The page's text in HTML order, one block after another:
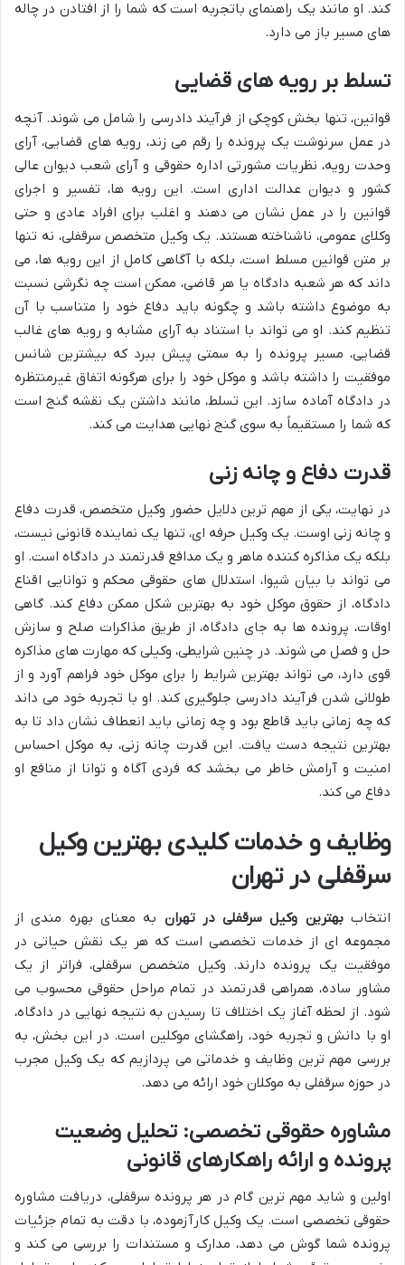
کند. او مانند یک راهنمای باتجربه است که شما را از افتادن در چاله
های مسیر باز می دارد.
تسلط بر رویه های قضایی
قوانین، تنها بخش کوچکی از فرآیند دادرسی را شامل می شوند. آنچه
در عمل سرنوشت یک پرونده را رقم می زند، رویه های قضایی، آرای
وحدت رویه، نظریات مشورتی اداره حقوقی و آرای شعب دیوان عالی
کشور و دیوان عدالت اداری است. این رویه ها، تفسیر و اجرای
قوانین را در عمل نشان می دهند و اغلب برای افراد عادی و حتی
وکلای عمومی، ناشناخته هستند. یک وکیل متخصص سرقفلی، نه تنها
بر متن قوانین مسلط است، بلکه با آگاهی کامل از این رویه ها، می
داند که هر شعبه دادگاه یا هر قاضی، ممکن است چه نگرشی نسبت
به موضوع داشته باشد و چگونه باید دفاع خود را متناسب با آن
تنظیم کند. او می تواند با استناد به آرای مشابه و رویه های غالب
قضایی، مسیر پرونده را به سمتی پیش ببرد که بیشترین شانس
موفقیت را داشته باشد و موکل خود را برای هرگونه اتفاق غیرمنتظره
در دادگاه آماده سازد. این تسلط، مانند داشتن یک نقشه گنج است
که شما را مستقیماً به سوی گنج نهایی هدایت می کند.
قدرت دفاع و چانه زنی
در نهایت، یکی از مهم ترین دلایل حضور وکیل متخصص، قدرت دفاع
و چانه زنی اوست. یک وکیل حرفه ای، تنها یک نماینده قانونی نیست،
بلکه یک مذاکره کننده ماهر و یک مدافع قدرتمند در دادگاه است. او
می تواند با بیان شیوا، استدلال های حقوقی محکم و توانایی اقناع
دادگاه، از حقوق موکل خود به بهترین شکل ممکن دفاع کند. گاهی
اوقات، پرونده ها به جای دادگاه، از طریق مذاکرات صلح و سازش
حل و فصل می شوند. در چنین شرایطی، وکیلی که مهارت های مذاکره
قوی دارد، می تواند بهترین شرایط را برای موکل خود فراهم آورد و از
طولانی شدن فرآیند دادرسی جلوگیری کند. او با تجربه خود می داند
که چه زمانی باید قاطع بود و چه زمانی باید انعطاف نشان داد تا به
بهترین نتیجه دست یافت. این قدرت چانه زنی، به موکل احساس
امنیت و آرامش خاطر می بخشد که فردی آگاه و توانا از منافع او
دفاع می کند.
وظایف و خدمات کلیدی بهترین وکیل
سرقفلی در تهران
انتخاببهترین وکیل سرقفلی در تهران به معنای بهره مندی از
مجموعه ای از خدمات تخصصی است که هر یک نقش حیاتی در
موفقیت یک پرونده دارند. وکیل متخصص سرقفلی، فراتر از یک
مشاور ساده، همراهی قدرتمند در تمام مراحل حقوقی محسوب می
شود. از لحظه آغاز یک اختلاف تا رسیدن به نتیجه نهایی در دادگاه،
او با دانش و تجربه خود، راهگشای موکلین است. در این بخش، به
بررسی مهم ترین وظایف و خدماتی می پردازیم که یک وکیل مجرب
در حوزه سرقفلی به موکلان خود ارائه می دهد.
مشاوره حقوقی تخصصی: تحلیل وضعیت
پرونده و ارائه راهکارهای قانونی
اولین و شاید مهم ترین گام در هر پرونده سرقفلی، دریافت مشاوره
حقوقی تخصصی است. یک وکیل کارآزموده، با دقت به تمام جزئیات
پرونده شما گوش می دهد، مدارک و مستندات را بررسی می کند و